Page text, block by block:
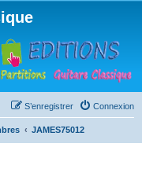
Connexion
S’enregistrer
JAMES75012